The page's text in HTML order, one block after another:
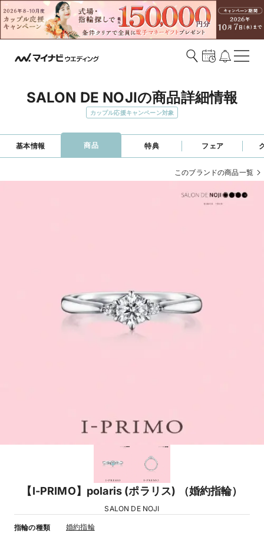
SALON DE NOJIの商品詳細情報
カップル応援キャンペーン対象
基本情報 商品 特典 フェア
このブランドの商品一覧
【I-PRIMO】polaris (ポラリス) （婚約指輪）
SALON DE NOJI
指輪の種類 婚約指輪